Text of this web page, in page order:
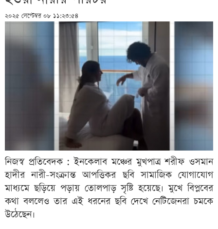
২০২৫ সেপ্টেম্বর ০৮ ১১:২৩:৫৪
নিজস্ব প্রতিবেদক : ইনকেলাব মঞ্চের মুখপাত্র শরীফ ওসমান
হাদীর নারী-সংক্রান্ত আপত্তিকর ছবি সামাজিক যোগাযোগ
মাধ্যমে ছড়িয়ে পড়ায় তোলপাড় সৃষ্টি হয়েছে। মুখে বিপ্লবের
কথা বললেও তার এই ধরনের ছবি দেখে নেটিজেনরা চমকে
উঠেছেন।